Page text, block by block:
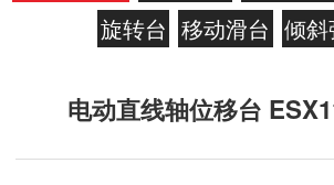
旋转台 移动滑台 倾
电动直线轴位移台